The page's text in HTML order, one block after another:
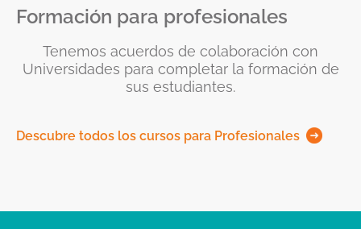
Formación para profesionales
Tenemos acuerdos de colaboración con
Universidades para completar la formación de
sus estudiantes.
Descubre todos los cursos para Profesionales